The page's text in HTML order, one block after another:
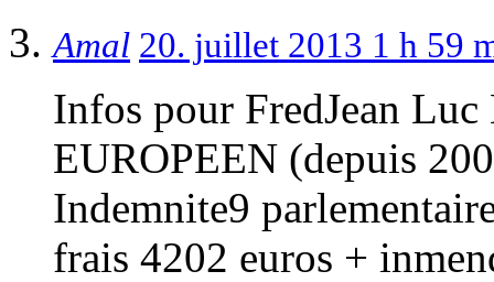
Amal 20. juillet 2013 1 h 59
Infos pour FredJean
EUROPEEN (depuis
Indemnite9
frais 4202 euros +